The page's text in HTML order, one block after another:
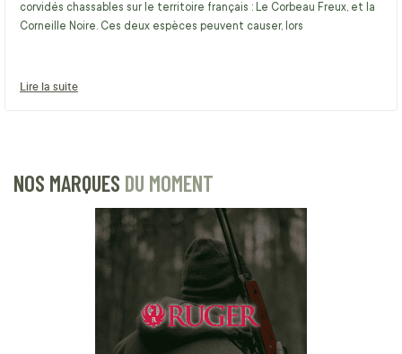
corvidés chassables sur le territoire français : Le Corbeau Freux, et la
Corneille Noire. Ces deux espèces peuvent causer, lors
Lire la suite
NOS MARQUES DU MOMENT